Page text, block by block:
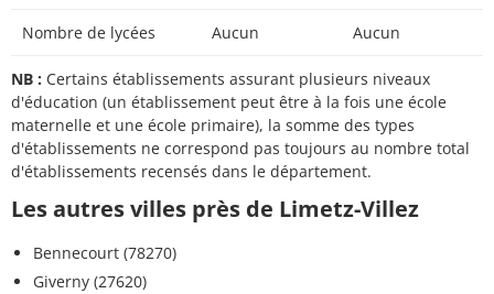
Nombre de lycées Aucun Aucun
NB : Certains établissements assurant plusieurs niveaux
d'éducation (un établissement peut être à la fois une école
maternelle et une école primaire), la somme des types
d'établissements ne correspond pas toujours au nombre total
d'établissements recensés dans le département.
Les autres villes près de Limetz-Villez
Bennecourt (78270)
Giverny (27620)